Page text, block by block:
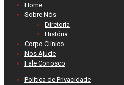
Home
Sobre Nós
Diretoria
História
Corpo Clínico
Nos Ajude
Fale Conosco
Política de Privacidade